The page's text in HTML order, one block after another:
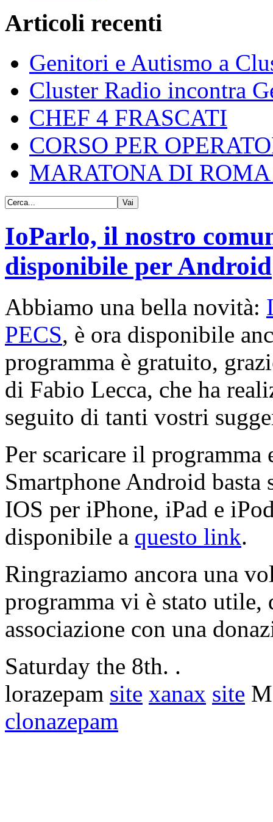
Articoli recenti
Genitori e Autismo a
Cluster Radio incontra
CHEF 4 FRASCATI
CORSO PER
MARATONA DI ROMA
IoParlo, il nostro
disponibile per Android
Abbiamo una bella novità:
PECS, è ora disponibile
programma è gratuito,
di Fabio Lecca, che ha
seguito di tanti vostri
Per scaricare il
Smartphone Android basta
IOS per iPhone, iPad e
disponibile a questo link.
Ringraziamo ancora una
programma vi è stato utile,
associazione con una
Saturday the 8th. .
lorazepam site xanax site
clonazepam